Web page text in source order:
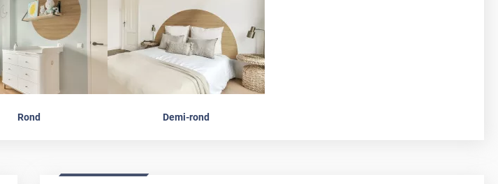
Rond Demi-rond